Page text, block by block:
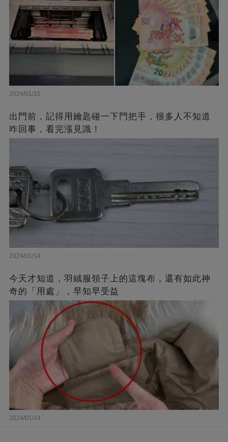
2024/01/15
出門前，記得用鑰匙碰一下門把手，很多人不知道
咋回事，看完漲見識！
2024/01/14
今天才知道，羽絨服領子上的這塊布，還有如此神
奇的「用處」，早知早受益
2024/01/14